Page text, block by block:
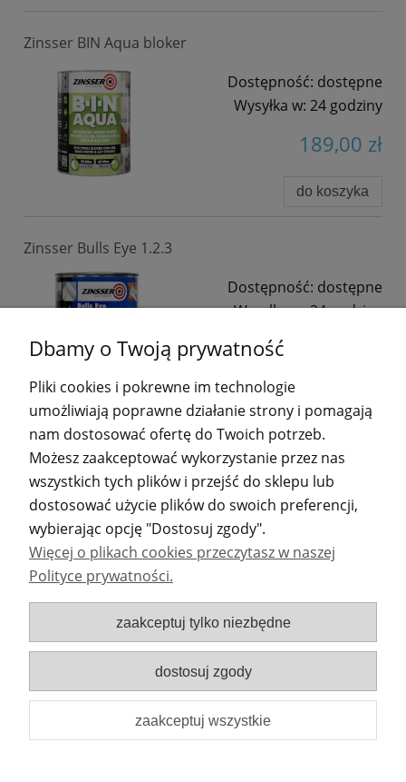
Zinsser BIN Aqua bloker
Dostępność: dostępne
Wysyłka w: 24 godziny
189,00 zł
do koszyka
Zinsser Bulls Eye 1.2.3
Dostępność: dostępne
Wysyłka w:24 godziny
POMOC
MOJE KONTO
INFORMACJE
DANE ADRESOWE
Dbamy o Twoją prywatność
Pliki cookies i pokrewne im technologie
umożliwiają poprawne działanie strony i pomagają
nam dostosować ofertę do Twoich potrzeb.
Możesz zaakceptować wykorzystanie przez nas
wszystkich tych plików i przejść do sklepu lub
dostosować użycie plików do swoich preferencji,
wybierając opcję "Dostosuj zgody".
Więcej o plikach cookies przeczytasz w naszej
Polityce prywatności.
zaakceptuj tylko niezbędne
dostosuj zgody
zaakceptuj wszystkie